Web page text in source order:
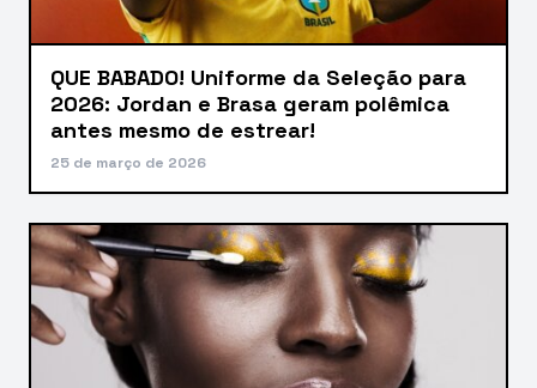
QUE BABADO! Uniforme da Seleção para
2026: Jordan e Brasa geram polêmica
antes mesmo de estrear!
25 de março de 2026